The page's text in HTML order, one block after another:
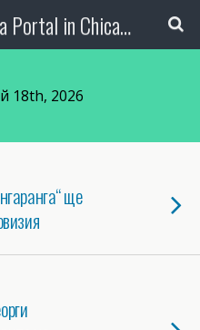
The Bulgarian Media Portal in Chicago
18th, 2026
ще